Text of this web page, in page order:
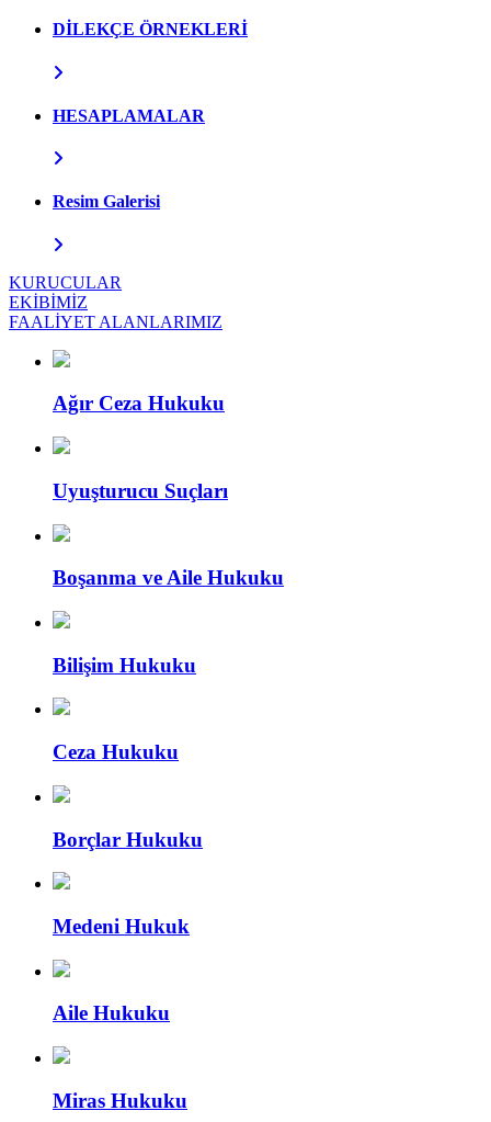
DİLEKÇE ÖRNEKLERİ
HESAPLAMALAR
Resim Galerisi
KURUCULAR
EKİBİMİZ
FAALİYET ALANLARIMIZ
Ağır Ceza Hukuku
Uyuşturucu Suçları
Boşanma ve Aile Hukuku
Bilişim Hukuku
Ceza Hukuku
Borçlar Hukuku
Medeni Hukuk
Aile Hukuku
Miras Hukuku